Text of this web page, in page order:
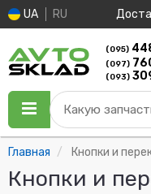
UA RU
(095)
(097)
(093)
Какую
Главная Кнопки и
Кнопки и